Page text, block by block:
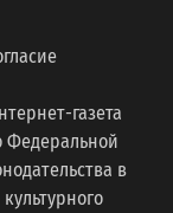
газета
Федеральной
в